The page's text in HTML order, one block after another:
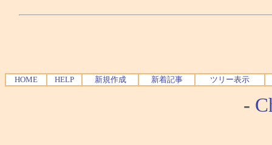
HOME HELP 新規作成 新着記事 ツリー表示
-